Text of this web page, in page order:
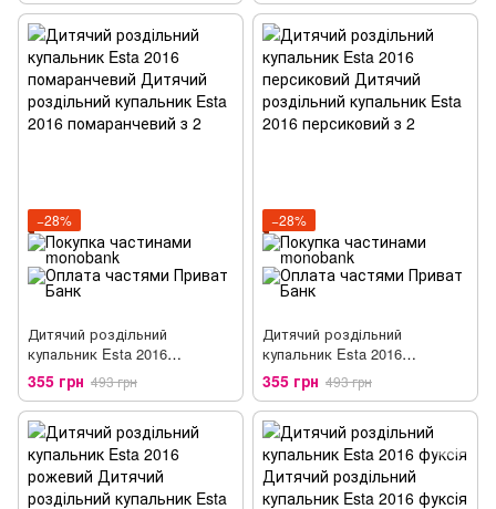
−28%
Дитячий роздільний
купальник Esta 2016
помаранчевий
355 грн 493 грн
−28%
Дитячий роздільний
купальник Esta 2016
персиковий
355 грн 493 грн